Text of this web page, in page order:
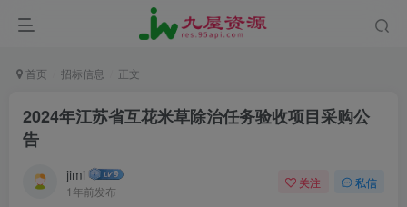
首页 招标信息 正文
2024年江苏省互花米草除治任务验收项目采购公
告
jimi
1年前发布
关注 私信